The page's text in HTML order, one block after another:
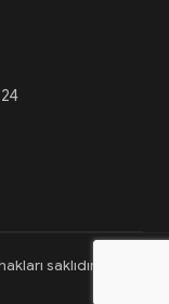
saklıdır.